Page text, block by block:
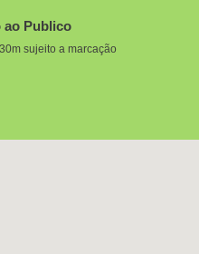
ao Publico
sujeito a marcação